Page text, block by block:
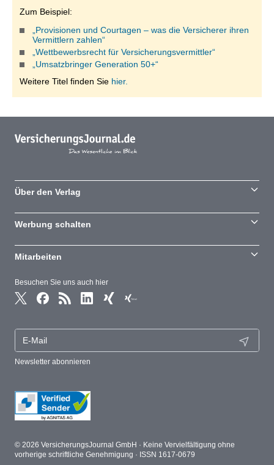
Zum Beispiel:
„Provisionen und Courtagen – was die Versicherer ihren
Vermittlern zahlen“
„Wettbewerbsrecht für Versicherungsvermittler“
„Umsatzbringer Generation 50+“
Weitere Titel finden Sie hier.
Besuchen Sie uns auch hier
Newsletter abonnieren
Über den Verlag
Werbung schalten
Mitarbeiten
© 2026 VersicherungsJournal GmbH · Keine Vervielfältigung ohne
vorherige schriftliche Genehmigung · ISSN 1617-0679